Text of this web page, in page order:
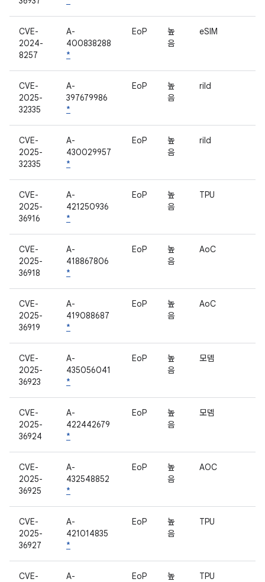
CVE-
2024-
8257
A-
400838288
*
EoP
높
음
eSIM
CVE-
2025-
32335
A-
397679986
*
EoP
높
음
rild
CVE-
2025-
32335
A-
430029957
*
EoP
높
음
rild
CVE-
2025-
36916
A-
421250936
*
EoP
높
음
TPU
CVE-
2025-
36918
A-
418867806
*
EoP
높
음
AoC
CVE-
2025-
36919
A-
419088687
*
EoP
높
음
AoC
CVE-
2025-
36923
A-
435056041
*
EoP
높
음
모뎀
CVE-
2025-
36924
A-
422442679
*
EoP
높
음
모뎀
CVE-
2025-
36925
A-
432548852
*
EoP
높
음
AOC
CVE-
2025-
36927
A-
421014835
*
EoP
높
음
TPU
CVE-
A-
EoP
높
TPU